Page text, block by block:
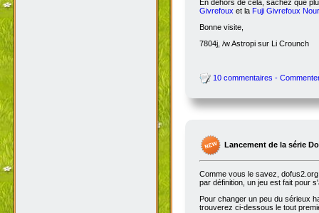
En dehors de cela, sachez que
Givrefoux et la Fuji Givrefoux
Bonne visite,
7804j, /w Astropi sur Li Crounch
10 commentaires -
Lancement de la série
Comme vous le savez,
par définition, un jeu est fait pour
Pour changer un peu du sérieux
trouverez ci-dessous le tout